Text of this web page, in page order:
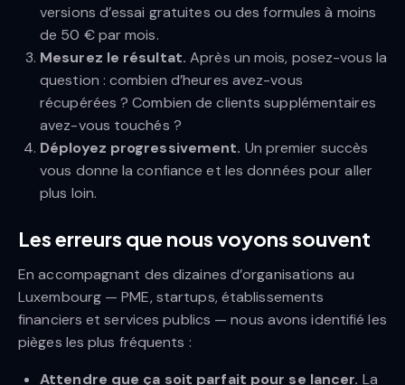
versions d’essai gratuites ou des formules à moins
de 50 € par mois.
Mesurez le résultat. Après un mois, posez-vous la
question : combien d’heures avez-vous
récupérées ? Combien de clients supplémentaires
avez-vous touchés ?
Déployez progressivement. Un premier succès
vous donne la confiance et les données pour aller
plus loin.
Les erreurs que nous voyons souvent
En accompagnant des dizaines d’organisations au
Luxembourg — PME, startups, établissements
financiers et services publics — nous avons identifié les
pièges les plus fréquents :
Attendre que ça soit parfait pour se lancer. La